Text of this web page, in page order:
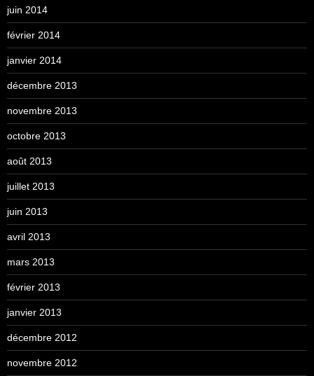
juin 2014
février 2014
janvier 2014
décembre 2013
novembre 2013
octobre 2013
août 2013
juillet 2013
juin 2013
avril 2013
mars 2013
février 2013
janvier 2013
décembre 2012
novembre 2012